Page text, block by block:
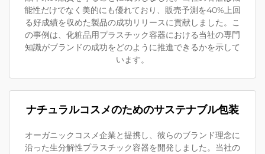
能性だけでなく美的にも優れており、販売予測を40%上回
る好成績を収めた製品の成功リリースに貢献しました。こ
の事例は、化粧品用プラスチック容器における当社の専門
知識がブランドの成功をどのように推進できるかを示して
います。
ナチュラルコスメのためのサステナブル包装
オーガニックコスメ企業と提携し、彼らのブランド理念に
沿った生分解性プラスチック容器を開発しました。当社の